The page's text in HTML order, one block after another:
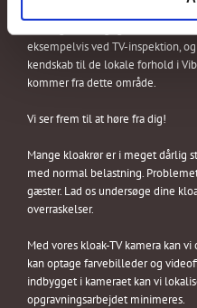
eksempelvis ved TV-inspektion,
kendskab til de lokale forhold i
kommer fra dette område.
Vi ser frem til at høre fra dig!
Mange kloakrør er i meget dårlig
med normal belastning.
gæster. Lad os undersøge dine
overraskelser.
Med vores kloak-TV kamera kan
kan optage farvebilleder og
indbygget i kameraet kan vi
opgravningsarbejdet minimeres.